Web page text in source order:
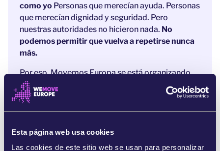
Esta página web usa cookies
Las cookies de este sitio web se usan para personalizar
como yo Personas que merecían ayuda. Personas
que merecían dignidad y seguridad. Pero
nuestras autoridades no hicieron nada. No
podemos permitir que vuelva a repetirse nunca
más.
Por eso, Movemos Europa se está organizando,
junto con otras organizaciones de toda Europa. El
primer paso es formar una coalición masiva de
política fronteriza de la UE mata.
acontecimiento como este, tan trágico y